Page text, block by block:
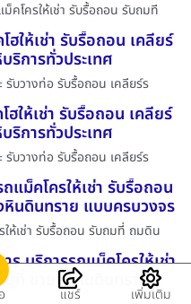
คโครให้เช่า รับรื้อถอน รับถมที
ให้เช่า รับรื้อถอน เคลียร์
การทั่วประเทศ
รับวางท่อ รับรื้อถอน เคลียร์ร
ให้เช่า รับรื้อถอน เคลียร์
การทั่วประเทศ
รับวางท่อ รับรื้อถอน เคลียร์ร
แม็คโครให้เช่า รับรื้อถอน
นดินทราย แบบครบวงจร
ให้เช่า รับรื้อถอน รับถมที่ ถมดิน
ร บริการรถแม็คโครให้เช่า
นที่ ขายส่งหินดินทราย
แชร์ เพิ่มเติม